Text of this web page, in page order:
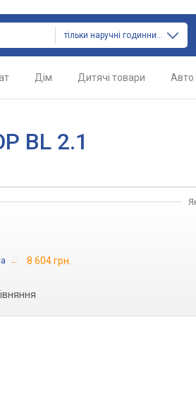
тільки наручні годинники
Дім Дитячі товари Авто
BL 2.1
→ 8 604 грн.